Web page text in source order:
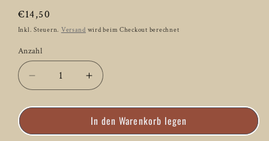
Normaler
Preis
€14,50
Inkl. Steuern. Versand wird beim Checkout berechnet
Anzahl
Anzahl
Verringere
die
Menge
Pühaste
Erhöhe
die
Menge
für
Pühaste
In den Warenkorb legen